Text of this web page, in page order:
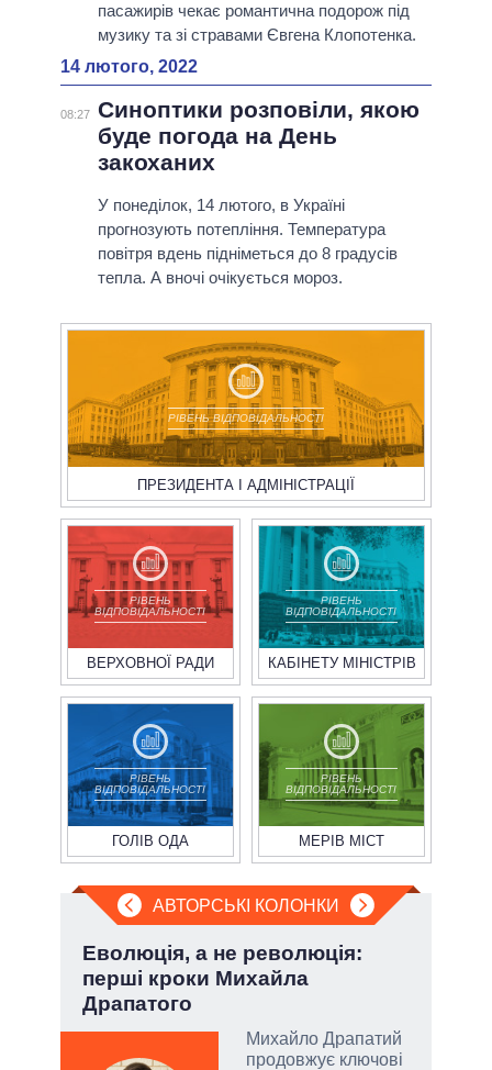
пасажирів чекає романтична подорож під
музику та зі стравами Євгена Клопотенка.
14 лютого, 2022
08:27 Синоптики розповіли, якою
буде погода на День
закоханих
У понеділок, 14 лютого, в Україні
прогнозують потепління. Температура
повітря вдень підніметься до 8 градусів
тепла. А вночі очікується мороз.
РІВЕНЬ ВІДПОВІДАЛЬНОСТІ
ПРЕЗИДЕНТА І АДМІНІСТРАЦІЇ
РІВЕНЬ
ВІДПОВІДАЛЬНОСТІ
ВЕРХОВНОЇ РАДИ
РІВЕНЬ
ВІДПОВІДАЛЬНОСТІ
КАБІНЕТУ МІНІСТРІВ
РІВЕНЬ
ВІДПОВІДАЛЬНОСТІ
ГОЛІВ ОДА
РІВЕНЬ
ВІДПОВІДАЛЬНОСТІ
МЕРІВ МІСТ
АВТОРСЬКІ КОЛОНКИ
Еволюція, а не революція:
перші кроки Михайла
Драпатого
Михайло Драпатий
продовжує ключові